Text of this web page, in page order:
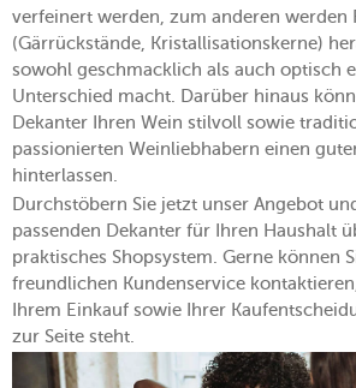
verfeinert werden, zum anderen werden
(Gärrückstände, Kristallisationskerne)
sowohl geschmacklich als auch optisch
Unterschied macht. Darüber hinaus
Dekanter Ihren Wein stilvoll sowie
passionierten Weinliebhabern einen
hinterlassen.
Durchstöbern Sie jetzt unser Angebot
passenden Dekanter für Ihren Haushalt
praktisches Shopsystem. Gerne können
freundlichen Kundenservice
Ihrem Einkauf sowie Ihrer
zur Seite steht.